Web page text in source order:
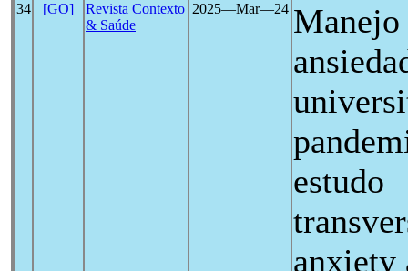
34 [GO]
Revista Contexto
& Saúde
2025―Mar―24 Manejo
estudo
anxiety